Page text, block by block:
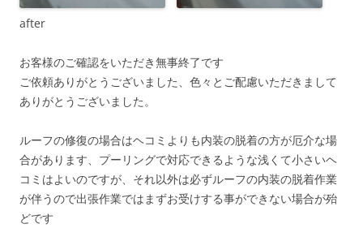
after
お客様のご確認をいただき無事終了です
ご依頼ありがとうございました、色々とご配慮いただきまして
ありがとうございました。
ルーフの修復の場合はヘコミよりも内装の脱着の方が厄介な場
合があります、プーリングで対応できるような浅くて小さいヘ
コミはよいのですが、それ以外は必ずルーフの内装の脱着作業
が伴うので出張作業ではまずお受けする事ができない場合が殆
どです